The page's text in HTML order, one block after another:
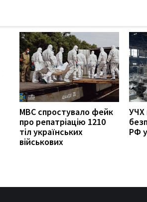
МВС спростувало фейк
про репатріацію 1210
тіл українських
військових
УЧХ
РФ